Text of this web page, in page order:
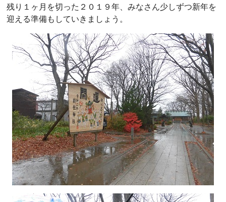
残り１ヶ月を切った２０１９年、みなさん少しずつ新年を
迎える準備もしていきましょう。